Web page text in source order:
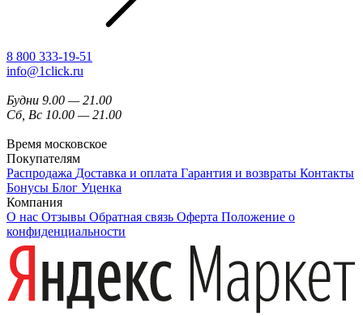
8 800 333-19-51
info@1click.ru
Будни 9.00 — 21.00
Сб, Вс 10.00 — 21.00
Время московское
Покупателям
Распродажа Доставка и оплата Гарантия и возвраты Контакты
Бонусы Блог Уценка
Компания
О нас Отзывы Обратная связь Оферта Положение о
конфиденциальности